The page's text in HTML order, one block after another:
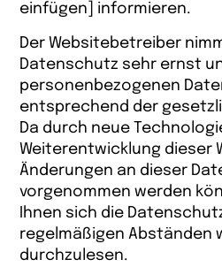
einfügen] informieren.
Der Websitebetreiber
Datenschutz sehr ernst
personenbezogenen
entsprechend der
Da durch neue
Weiterentwicklung dieser
Änderungen an dieser
vorgenommen werden
Ihnen sich die
regelmäßigen Abständen
durchzulesen.